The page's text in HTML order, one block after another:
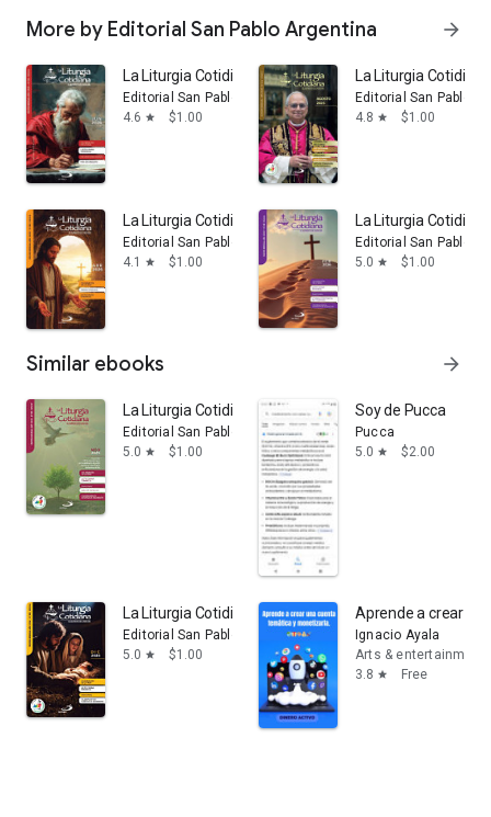
More by Editorial San Pablo Argentina arrow_forward
La Liturgia Cotidiana Junio 2026
Editorial San Pablo Argentina
4.6 star $1.00
La Liturgia
Editorial San Pablo
4.8 star $1.00
La Liturgia Cotidiana Abril 2026
Editorial San Pablo Argentina
4.1
star $1.00
La Liturgia
Editorial San Pablo
5.0 star $1.00
Similar ebooks arrow_forward
La Liturgia Cotidiana Noviembre 2025
Editorial San Pablo Argentina
5.0 star $1.00
Soy de Pucca
Pucca
5.0 star $2.00
La Liturgia Cotidiana Diciembre 2025
Editorial San Pablo Argentina
5.0 star $1.00
Aprende a crear
Ignacio Ayala
Arts & entertainment
3.8 star Free